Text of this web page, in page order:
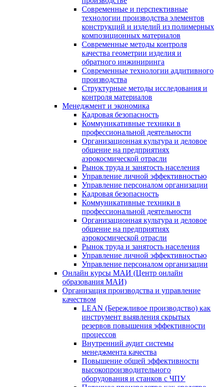
Современные и перспективные
технологии производства элементов
конструкций и изделий из полимерных
композиционных материалов
Современные методы контроля
качества геометрии изделия и
обратного инжиниринга
Современные технологии аддитивного
производства
Структурные методы исследования и
контроля материалов
Менеджмент и экономика
Кадровая безопасность
Коммуникативные техники в
профессиональной деятельности
Организационная культура и деловое
общение на предприятиях
аэрокосмической отрасли
Рынок труда и занятость населения
Управление личной эффективностью
Управление персоналом организации
Кадровая безопасность
Коммуникативные техники в
профессиональной деятельности
Организационная культура и деловое
общение на предприятиях
аэрокосмической отрасли
Рынок труда и занятость населения
Управление личной эффективностью
Управление персоналом организации
Онлайн курсы МАИ (Центр онлайн
образования МАИ)
Организация производства и управление
качеством
LEAN (Бережливое производство) как
инструмент выявления скрытых
резервов повышения эффективности
процессов
Внутренний аудит системы
менеджмента качества
Повышение общей эффективности
высокопроизводительного
оборудования и станков с ЧПУ